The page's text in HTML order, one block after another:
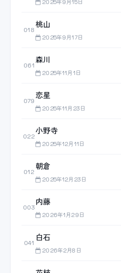
2025年9月15日
018
桃山
2025年9月17日
061
森川
2025年11月1日
079
恋星
2025年11月23日
022
小野寺
2025年12月11日
012
朝倉
2025年12月23日
003
内藤
2026年1月29日
041
白石
2026年2月8日